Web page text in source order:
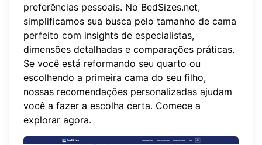
preferências pessoais. No BedSizes.net,
simplificamos sua busca pelo tamanho de cama
perfeito com insights de especialistas,
dimensões detalhadas e comparações práticas.
Se você está reformando seu quarto ou
escolhendo a primeira cama do seu filho,
nossas recomendações personalizadas ajudam
você a fazer a escolha certa. Comece a
explorar agora.